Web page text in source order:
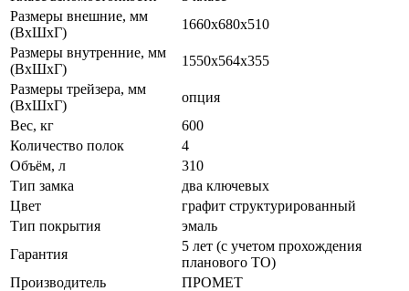
Размеры внешние, мм
(ВхШхГ)
1660x680x510
Размеры внутренние, мм
(ВхШхГ)
1550x564x355
Размеры трейзера, мм
(ВхШхГ)
опция
Вес, кг
600
Количество полок
4
Объём, л
310
Тип замка
два ключевых
Цвет
графит структурированный
Тип покрытия
эмаль
Гарантия
5 лет (с учетом прохождения
планового ТО)
Производитель
ПРОМЕТ